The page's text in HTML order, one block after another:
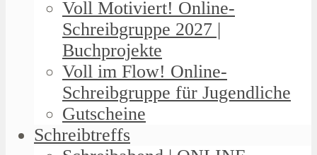
Voll Motiviert! Online-
Schreibgruppe 2027 |
Buchprojekte
Voll im Flow! Online-
Schreibgruppe für Jugendliche
Gutscheine
Schreibtreffs